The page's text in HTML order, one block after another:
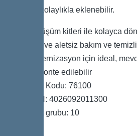
kapanış kolaylıkla eklenebilir.
Dönüşüm kitleri ile kolayca
Hızlı ve aletsiz bakım ve
Modernizasyon için ideal,
da monte edilebilir
Ürün Kodu: 76100
GTIN: 4026092011300
Fiyat grubu: 10